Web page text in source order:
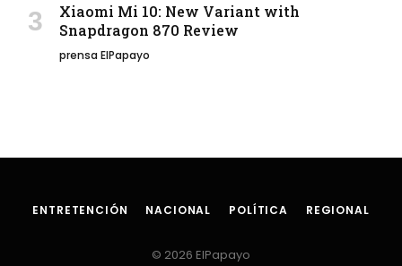
Xiaomi Mi 10: New Variant with
Snapdragon 870 Review
prensa ElPapayo
ENTRETENCIÓN NACIONAL POLÍTICA REGIONAL
© 2026 ElPapayo